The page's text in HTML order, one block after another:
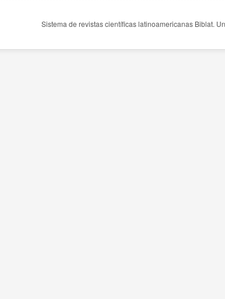
Sistema de revistas científicas latinoamericanas Biblat.